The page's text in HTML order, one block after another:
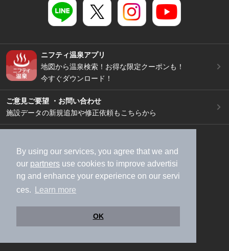
By using our services, you agree that we and
our partners use cookies to improve advertisi
ng and enhance your experience on our servi
ces.
Learn more
OK
ニフティ温泉アプリ
地図から温泉検索！お得な限定クーポンも！
今すぐダウンロード！
ご意見ご要望 ・お問い合わせ
施設データの新規追加や修正依頼もこちらから
加盟店募集（資料請求）
広告出稿のご案内
利用規約
ライフスタイルMEMBERS+規約
特定商取引法に基づく表記
ヘルプ
採用情報
運営会社